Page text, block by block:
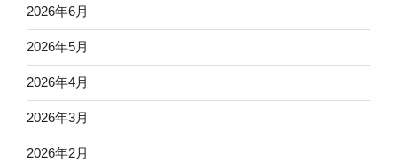
2026年6月
2026年5月
2026年4月
2026年3月
2026年2月